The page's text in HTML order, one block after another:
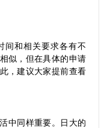
间和相关要求各有不
似，但在具体的申请
，建议大家提前查看
中同样重要。日大的